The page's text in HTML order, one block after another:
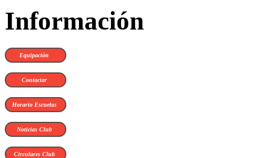
Información
Equipación
Contactar
Horario Escuelas
Noticias Club
Circulares Club